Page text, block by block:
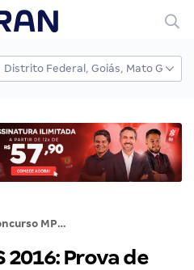
Concurso MP-RS 2016: Prova de agente administrativo é guia para estudos! Exames apenas em janeiro!
2016: Prova de